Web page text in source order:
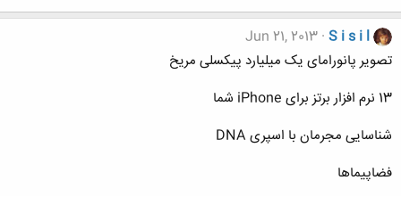
S i s i l
Jun 21, 2013
تصویر پانورامای یک میلیارد پیکسلی مریخ
13 نرم افزار برتز برای iPhone شما
شناسایی مجرمان با اسپری DNA
فضاپیماها